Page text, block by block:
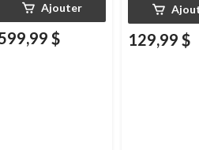
Ajouter
$ 129,99 $